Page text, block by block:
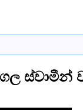
ස්වාමීන්